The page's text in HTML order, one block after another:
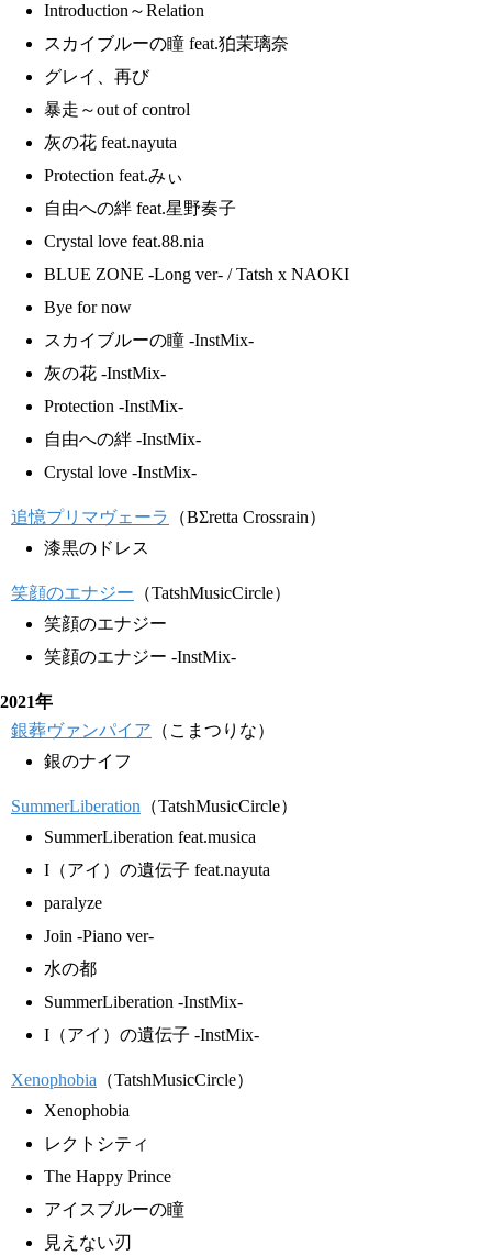
Introduction～Relation
スカイブルーの瞳 feat.狛茉璃奈
グレイ、再び
暴走～out of control
灰の花 feat.nayuta
Protection feat.みぃ
自由への絆 feat.星野奏子
Crystal love feat.88.nia
BLUE ZONE -Long ver- / Tatsh x NAOKI
Bye for now
スカイブルーの瞳 -InstMix-
灰の花 -InstMix-
Protection -InstMix-
自由への絆 -InstMix-
Crystal love -InstMix-
追憶プリマヴェーラ
（BΣretta Crossrain）
漆黒のドレス
笑顔のエナジー （TatshMusicCircle）
笑顔のエナジー
笑顔のエナジー -InstMix-
2021年
銀葬ヴァンパイア （こまつりな）
銀のナイフ
SummerLiberation （TatshMusicCircle）
SummerLiberation feat.musica
I（アイ）の遺伝子 feat.nayuta
paralyze
Join -Piano ver-
水の都
SummerLiberation -InstMix-
I（アイ）の遺伝子 -InstMix-
Xenophobia （TatshMusicCircle）
Xenophobia
レクトシティ
The Happy Prince
アイスブルーの瞳
見えない刃